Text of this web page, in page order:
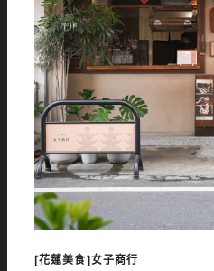
[花蓮美食]女子商行